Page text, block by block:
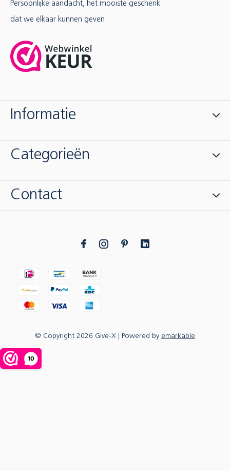
Persoonlijke aandacht, het mooiste geschenk
dat we elkaar kunnen geven.
Informatie
Categorieën
Contact
© Copyright 2026 Give-X | Powered by emarkable